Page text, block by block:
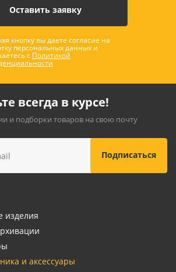
кнопку вы даете согласие на
персональных данных и
с Политикой
всегда в курсе!
и подборки товаров на свою почту
изделия
и аксессуары